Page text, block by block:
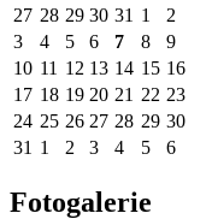
27 28 29 30 31 1
2
3
4 5 6 7 8
9
10 11 12 13 14 15 16
17 18 19 20 21 22 23
24 25 26 27 28 29 30
31 1 2 3 4 5 6
Fotogalerie